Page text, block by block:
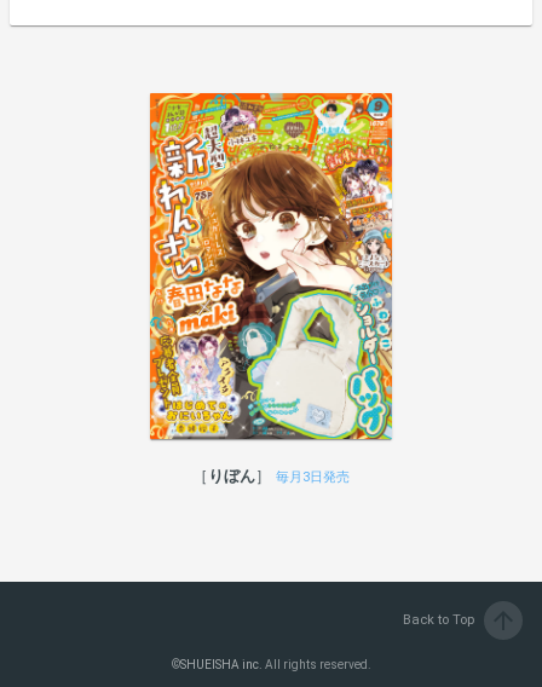
りぼん 毎月3日発売
Back to Top
©SHUEISHA inc. All rights reserved.